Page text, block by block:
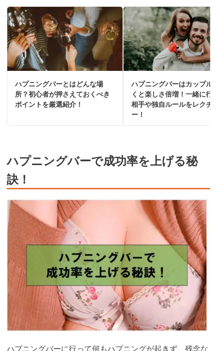
ハプニングバーとはどんな場
所？初心者が押さえておくべき
ポイントを厳選紹介！
ハプニングバーはカップル
くと楽しさ倍増！一緒に行
相手や独自ルールをレクチ
ー！
ハプニングバーで成功率を上げる秘
訣！
ハプニングバーに行って何もハプニングが起きず、残念な